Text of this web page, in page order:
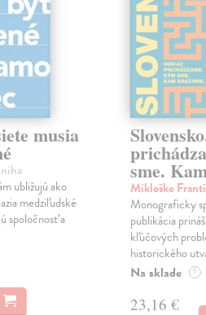
musia
ubližujú ako
medziľudské
spoločnosť a
sme.
Mikloško
Monograficky
publikácia
kľúčových
historického
Na sklade ?
23,16 €